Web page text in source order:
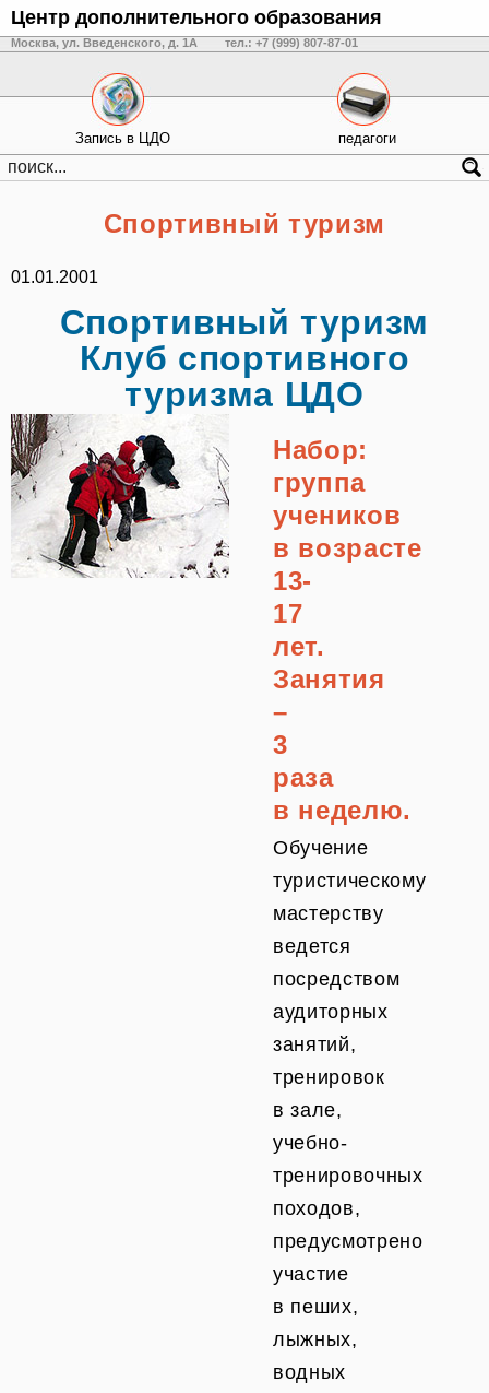
Центр дополнительного образования
Москва, ул. Введенского, д. 1А тел.: +7 (999) 807-87-01
Запись в ЦДО педагоги
Спортивный туризм
01.01.2001
Спортивный туризм
Клуб спортивного
туризма ЦДО
Набор:
группа
учеников
в возрасте
13-
17
лет.
Занятия
–
3
раза
в неделю.
Обучение
туристическому
мастерству
ведется
посредством
аудиторных
занятий,
тренировок
в зале,
учебно-
тренировочных
походов,
предусмотрено
участие
в пеших,
лыжных,
водных